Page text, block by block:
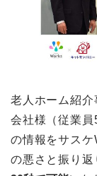
老人ホーム紹
会社様（従業
の情報をサス
の悪さと振り返